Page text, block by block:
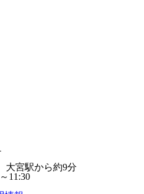
大宮駅から約9分
11:30